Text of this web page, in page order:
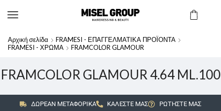
Αρχική σελίδα
FRAMESI - ΕΠΑΓΓΕΛΜΑΤΙΚΑ ΠΡΟΪΟΝΤΑ
FRAMESI - ΧΡΩΜΑ
FRAMCOLOR GLAMOUR
FRAMCOLOR GLAMOUR 4.64 ML.100
ΔΩΡΕΑΝ ΜΕΤΑΦΟΡΙΚΑ ΚΑΛΕΣΤΕ ΜΑΣ ΡΩΤΗΣΤΕ ΜΑΣ